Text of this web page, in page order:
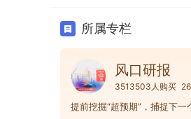
所属专栏
风口研报
3513503人购买
提前挖掘“超预期”，捕捉下一